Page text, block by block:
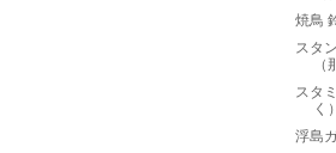
焼鳥
スタ
スタ
く
浮島